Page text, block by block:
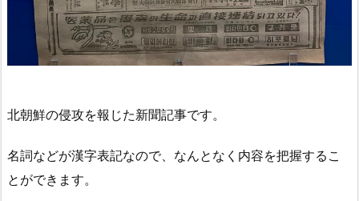
北朝鮮の侵攻を報じた新聞記事です。
名詞などが漢字表記なので、なんとなく内容を把握するこ
とができます。